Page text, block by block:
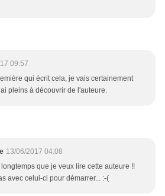
09:57
qui écrit cela, je vais certainement
pleins à découvrir de l'auteure.
13/06/2017 04:08
que je veux lire cette auteure !!
avec celui-ci pour démarrer... :-(